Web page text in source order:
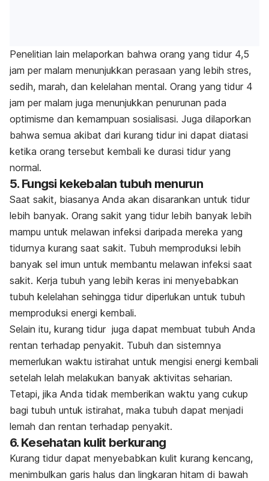
Penelitian lain melaporkan bahwa orang yang tidur 4,5
jam per malam menunjukkan perasaan yang lebih stres,
sedih, marah, dan kelelahan mental. Orang yang tidur 4
jam per malam juga menunjukkan penurunan pada
optimisme dan kemampuan sosialisasi. Juga dilaporkan
bahwa semua akibat dari kurang tidur ini dapat diatasi
ketika orang tersebut kembali ke durasi tidur yang
normal.
5. Fungsi kekebalan tubuh menurun
Saat sakit, biasanya Anda akan disarankan untuk tidur
lebih banyak. Orang sakit yang tidur lebih banyak lebih
mampu untuk melawan infeksi daripada mereka yang
tidurnya kurang saat sakit. Tubuh memproduksi lebih
banyak sel imun untuk membantu melawan infeksi saat
sakit. Kerja tubuh yang lebih keras ini menyebabkan
tubuh kelelahan sehingga tidur diperlukan untuk tubuh
memproduksi energi kembali.
Selain itu, kurang tidur juga dapat membuat tubuh Anda
rentan terhadap penyakit. Tubuh dan sistemnya
memerlukan waktu istirahat untuk mengisi energi kembali
setelah lelah melakukan banyak aktivitas seharian.
Tetapi, jika Anda tidak memberikan waktu yang cukup
bagi tubuh untuk istirahat, maka tubuh dapat menjadi
lemah dan rentan terhadap penyakit.
6. Kesehatan kulit berkurang
Kurang tidur dapat menyebabkan kulit kurang kencang,
menimbulkan garis halus dan lingkaran hitam di bawah